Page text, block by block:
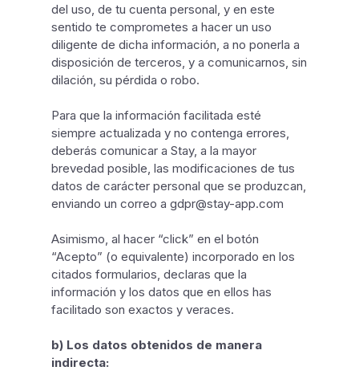
del uso, de tu cuenta personal, y en este
sentido te comprometes a hacer un uso
diligente de dicha información, a no ponerla a
disposición de terceros, y a comunicarnos, sin
dilación, su pérdida o robo.
Para que la información facilitada esté
siempre actualizada y no contenga errores,
deberás comunicar a Stay, a la mayor
brevedad posible, las modificaciones de tus
datos de carácter personal que se produzcan,
enviando un correo a gdpr@stay-app.com
Asimismo, al hacer “click” en el botón
“Acepto” (o equivalente) incorporado en los
citados formularios, declaras que la
información y los datos que en ellos has
facilitado son exactos y veraces.
b) Los datos obtenidos de manera
indirecta: